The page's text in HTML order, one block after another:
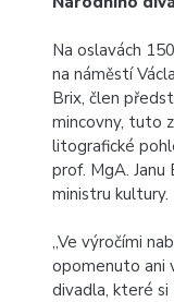
Na oslavách
na náměstí
Brix, člen
mincovny, tuto
litografické
prof. MgA. Janu
ministru kultury.
„Ve výročími
opomenuto ani
divadla, které